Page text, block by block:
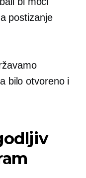
postizanje
bilo otvoreno i